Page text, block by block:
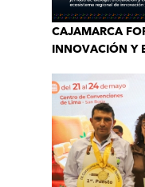
CAJAMARCA
INNOVACIÓN Y